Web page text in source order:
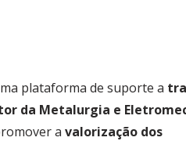
plataforma de suporte a
da Metalurgia e
a valorização dos